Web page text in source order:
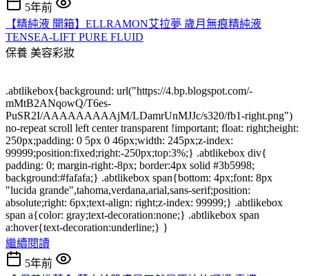
5年前
【精純液 開箱】ELLRAMON艾拉夢 歲月無痕精純液
TENSEA-LIFT PURE FLUID
保養 美容彩妝
.abtlikebox{background: url("https://4.bp.blogspot.com/-
mMtB2ANqowQ/T6es-
PuSR2I/AAAAAAAAAjM/LDamrUnMJJc/s320/fb1-right.png")
no-repeat scroll left center transparent !important; float: right;height:
250px;padding: 0 5px 0 46px;width: 245px;z-index:
99999;position:fixed;right:-250px;top:3%;} .abtlikebox div{
padding: 0; margin-right:-8px; border:4px solid #3b5998;
background:#fafafa;} .abtlikebox span{bottom: 4px;font: 8px
"lucida grande",tahoma,verdana,arial,sans-serif;position:
absolute;right: 6px;text-align: right;z-index: 99999;} .abtlikebox
span a{color: gray;text-decoration:none;} .abtlikebox span
a:hover{text-decoration:underline;} }
繼續閱讀
5年前